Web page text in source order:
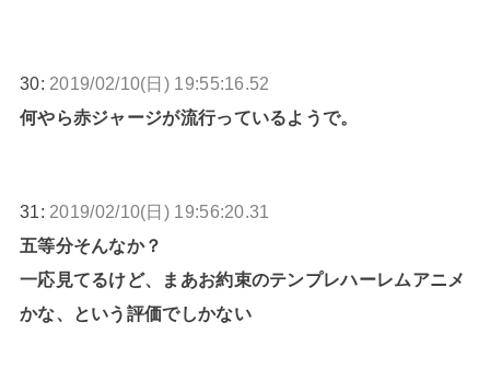
30: 2019/02/10(日) 19:55:16.52
何やら赤ジャージが流行っているようで。
31: 2019/02/10(日) 19:56:20.31
五等分そんなか？
一応見てるけど、まあお約束のテンプレハーレムアニメ
かな、という評価でしかない